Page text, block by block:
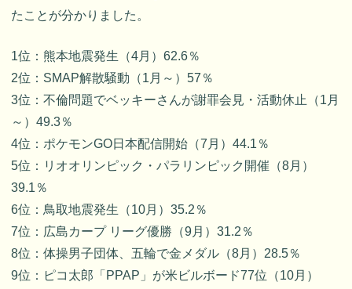
たことが分かりました。
1位：熊本地震発生（4月）62.6％
2位：SMAP解散騒動（1月～）57％
3位：不倫問題でベッキーさんが謝罪会見・活動休止（1月
～）49.3％
4位：ポケモンGO日本配信開始（7月）44.1％
5位：リオオリンピック・パラリンピック開催（8月）
39.1％
6位：鳥取地震発生（10月）35.2％
7位：広島カープ リーグ優勝（9月）31.2％
8位：体操男子団体、五輪で金メダル（8月）28.5％
9位：ピコ太郎「PPAP」が米ビルボード77位（10月）